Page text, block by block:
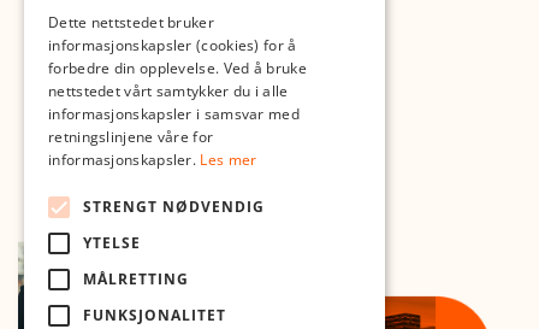
Dette nettstedet bruker
informasjonskapsler (cookies) for å
forbedre din opplevelse. Ved å bruke
nettstedet vårt samtykker du i alle
informasjonskapsler i samsvar med
retningslinjene våre for
informasjonskapsler. Les mer
STRENGT NØDVENDIG
YTELSE
MÅLRETTING
FUNKSJONALITET